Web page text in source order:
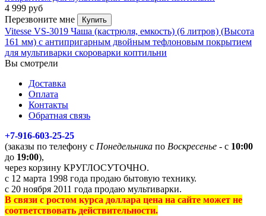
4 999 руб
Перезвоните мне
Купить
Vitesse VS-3019 Чаша (кастрюля, емкость) (6 литров) (Высота
161 мм) с антипригарным двойным тефлоновым покрытием
для мультиварки скороварки коптильни
Вы смотрели
Доставка
Оплата
Контакты
Обратная связь
+7-916-603-25-25
(заказы по телефону с Понедельника по Воскресенье - с 10:00
до 19:00),
через корзину КРУГЛОСУТОЧНО.
с 12 марта 1998 года продаю бытовую технику.
с 20 ноября 2011 года продаю мультиварки.
В связи с ростом курса доллара цена на сайте может не
соответствовать действительности.